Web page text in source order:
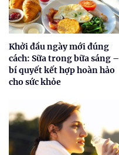
Khởi đầu ngày mới đúng
cách: Sữa trong bữa sáng –
bí quyết kết hợp hoàn hảo
cho sức khỏe